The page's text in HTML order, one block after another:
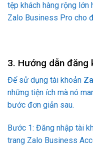
tệp khách hàng rộng lớn
Zalo Business Pro cho
3. Hướng dẫn đăng
Để sử dụng tài khoản
những tiện ích mà nó
bước đơn giản sau.
Bước 1: Đăng nhập tài
trang Zalo Business